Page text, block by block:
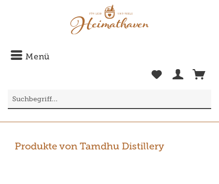
Menü
Produkte von Tamdhu Distillery